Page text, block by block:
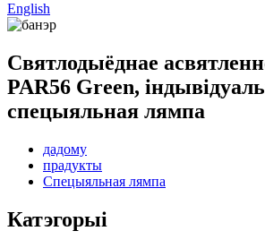
English
Святлодыёднае
PAR56 Green,
спецыяльная лямпа
дадому
прадукты
Спецыяльная лямпа
Катэгорыі